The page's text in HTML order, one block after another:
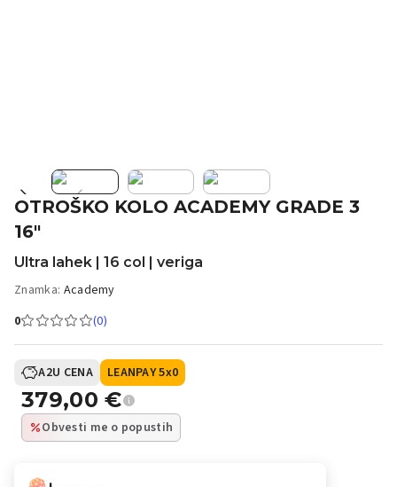
OTROŠKO KOLO ACADEMY GRADE 3
16"
Ultra lahek | 16 col | veriga
Znamka: Academy
0
(0)
A2U CENA LEANPAY 5x0
379,00€
Obvesti me o popustih